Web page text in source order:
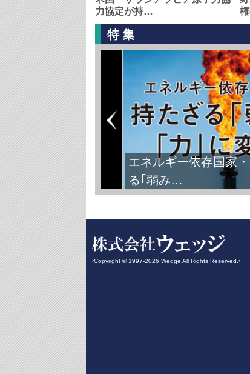
力協定が持…
特集
エネルギー依存国家
る｢弱み…
‹Copyright © 1997-2026 Wedge All Rights Reserved.›